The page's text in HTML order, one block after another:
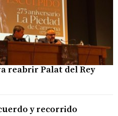
reabrir Palat del Rey
y recorrido